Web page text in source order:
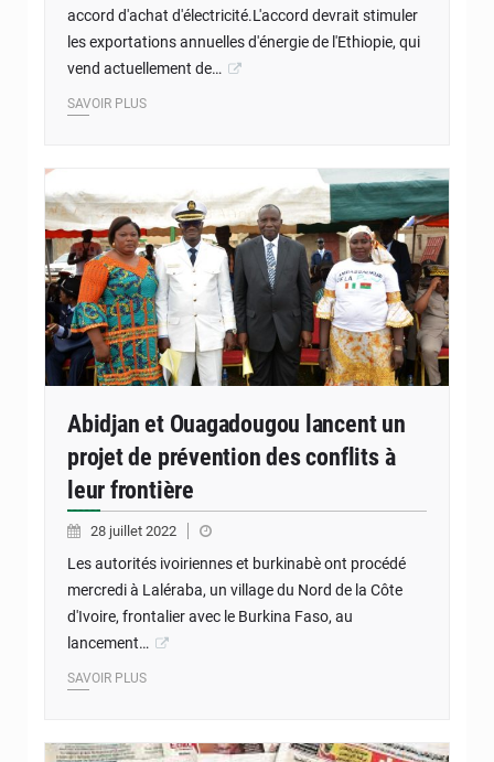
accord d'achat d'électricité.L'accord devrait stimuler
les exportations annuelles d'énergie de l'Ethiopie, qui
vend actuellement de…
SAVOIR PLUS
Abidjan et Ouagadougou lancent un
projet de prévention des conflits à
leur frontière
28 juillet 2022
Les autorités ivoiriennes et burkinabè ont procédé
mercredi à Laléraba, un village du Nord de la Côte
d'Ivoire, frontalier avec le Burkina Faso, au
lancement…
SAVOIR PLUS